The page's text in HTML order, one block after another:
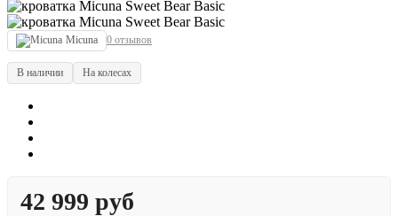
Micuna 0 отзывов
В наличии На колесах
42 999 руб